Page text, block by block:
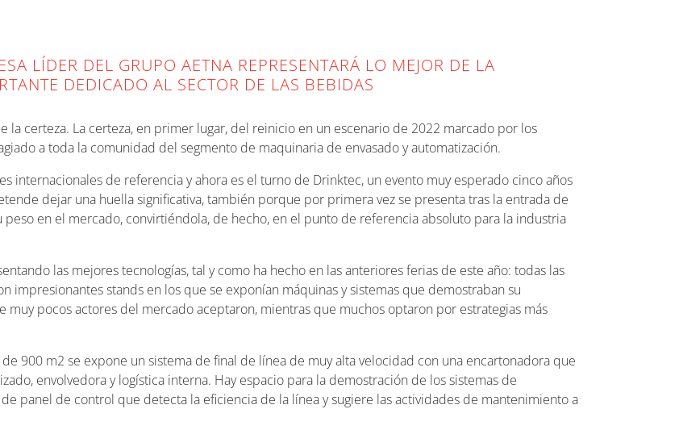
LÍDER DEL GRUPO AETNA REPRESENTARÁ LO MEJOR DE LA
DEDICADO AL SECTOR DE LAS BEBIDAS
la certeza. La certeza, en primer lugar, del reinicio en un escenario de 2022 marcado por los
a toda la comunidad del segmento de maquinaria de envasado y automatización.
internacionales de referencia y ahora es el turno de Drinktec, un evento muy esperado cinco años
dejar una huella significativa, también porque por primera vez se presenta tras la entrada de
en el mercado, convirtiéndola, de hecho, en el punto de referencia absoluto para la industria
las mejores tecnologías, tal y como ha hecho en las anteriores ferias de este año: todas las
impresionantes stands en los que se exponían máquinas y sistemas que demostraban su
pocos actores del mercado aceptaron, mientras que muchos optaron por estrategias más
900 m2 se expone un sistema de final de línea de muy alta velocidad con una encartonadora que
envolvedora y logística interna. Hay espacio para la demostración de los sistemas de
panel de control que detecta la eficiencia de la línea y sugiere las actividades de mantenimiento a